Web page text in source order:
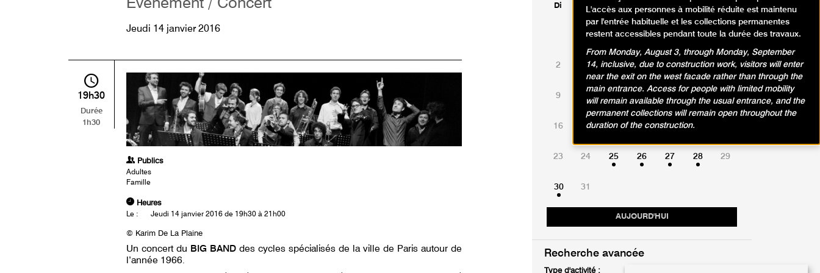
Événement / Concert
Jeudi 14 janvier 2016
19h30
Durée
1h30
Publics
Adultes
Famille
Heures
Le : Jeudi 14 janvier 2016 de 19h30 à 21h00
© Karim De La Plaine
Un concert du BIG BAND des cycles spécialisés de la ville de Paris autour de
l’année 1966.
Di Lu Ma Ve Sa
AUJOURD'HUI
1
2 3 4 5 6 7 8
9 12 13 14
16 17 18 19 20 21
23 24 25 26 27 28 29
30 31
Recherche avancée
Type d'activité :
L'accès aux personnes à mobilité réduite est maintenu
par l'entrée habituelle et les collections permanentes
restent accessibles pendant toute la durée des travaux.
From Monday, August 3, through Monday, September
14, inclusive, due to construction work, visitors will enter
near the exit on the west facade rather than through the
main entrance. Access for people with limited mobility
will remain available through the usual entrance, and the
permanent collections will remain open throughout the
duration of the construction.